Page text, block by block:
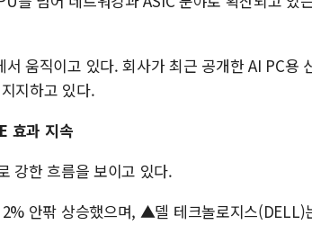
움직이고 있다. 회사가 최근 공개한 AI PC용
지하고 있다.
효과 지속
강한 흐름을 보이고 있다.
안팎 상승했으며, ▲델 테크놀로지스(DELL)